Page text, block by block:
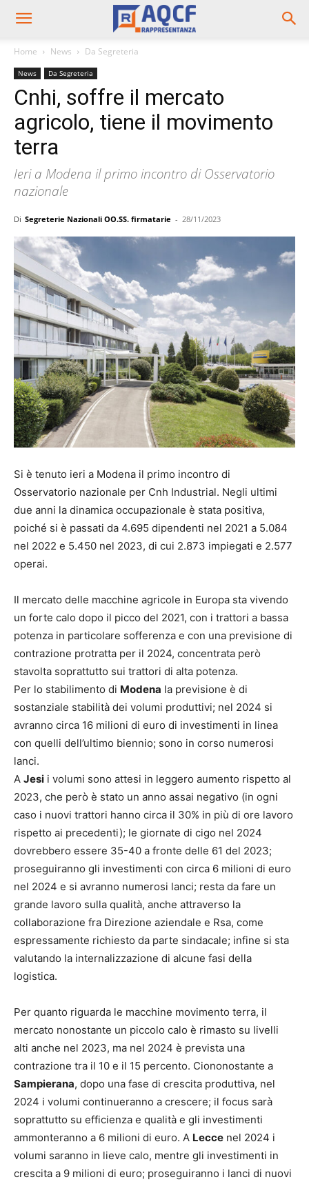
Home News Da Segreteria
News Da Segreteria
Cnhi, soffre il mercato
agricolo, tiene il movimento
terra
Ieri a Modena il primo incontro di Osservatorio
nazionale
Di Segreterie Nazionali OO.SS. firmatarie - 28/11/2023
Si è tenuto ieri a Modena il primo incontro di
Osservatorio nazionale per Cnh Industrial. Negli ultimi
due anni la dinamica occupazionale è stata positiva,
poiché si è passati da 4.695 dipendenti nel 2021 a 5.084
nel 2022 e 5.450 nel 2023, di cui 2.873 impiegati e 2.577
operai.
Il mercato delle macchine agricole in Europa sta vivendo
un forte calo dopo il picco del 2021, con i trattori a bassa
potenza in particolare sofferenza e con una previsione di
contrazione protratta per il 2024, concentrata però
stavolta soprattutto sui trattori di alta potenza.
Per lo stabilimento di Modena la previsione è di
sostanziale stabilità dei volumi produttivi; nel 2024 si
avranno circa 16 milioni di euro di investimenti in linea
con quelli dell’ultimo biennio; sono in corso numerosi
lanci.
A Jesi i volumi sono attesi in leggero aumento rispetto al
2023, che però è stato un anno assai negativo (in ogni
caso i nuovi trattori hanno circa il 30% in più di ore lavoro
rispetto ai precedenti); le giornate di cigo nel 2024
dovrebbero essere 35-40 a fronte delle 61 del 2023;
proseguiranno gli investimenti con circa 6 milioni di euro
nel 2024 e si avranno numerosi lanci; resta da fare un
grande lavoro sulla qualità, anche attraverso la
collaborazione fra Direzione aziendale e Rsa, come
espressamente richiesto da parte sindacale; infine si sta
valutando la internalizzazione di alcune fasi della
logistica.
Per quanto riguarda le macchine movimento terra, il
mercato nonostante un piccolo calo è rimasto su livelli
alti anche nel 2023, ma nel 2024 è prevista una
contrazione tra il 10 e il 15 percento. Ciononostante a
Sampierana, dopo una fase di crescita produttiva, nel
2024 i volumi continueranno a crescere; il focus sarà
soprattutto su efficienza e qualità e gli investimenti
ammonteranno a 6 milioni di euro. A Lecce nel 2024 i
volumi saranno in lieve calo, mentre gli investimenti in
crescita a 9 milioni di euro; proseguiranno i lanci di nuovi